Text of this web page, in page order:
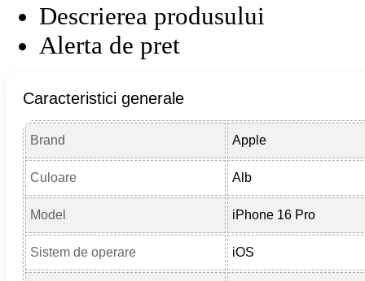
Descrierea produsului
Alerta de pret
Caracteristici generale
Brand Apple
Culoare Alb
Model iPhone 16 Pro
Sistem de operare iOS